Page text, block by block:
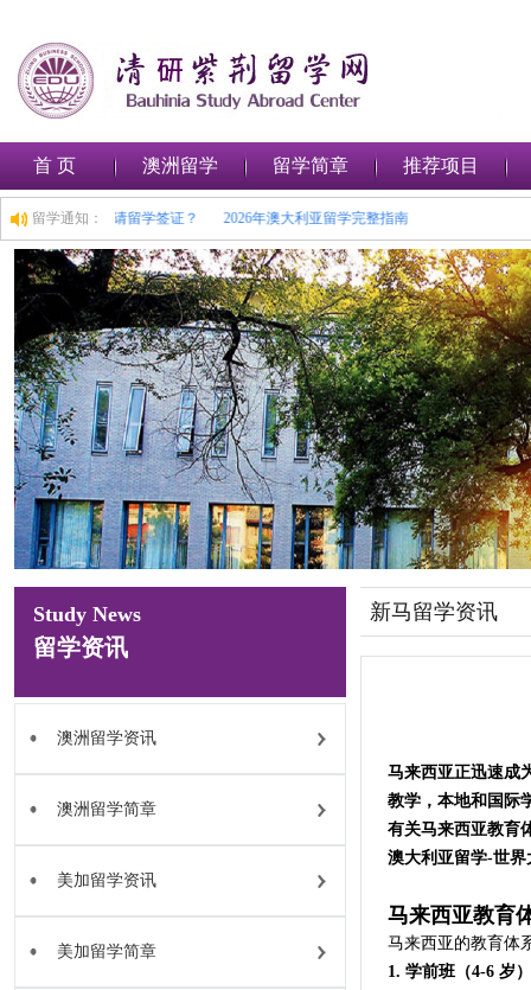
首 页 澳洲留学 留学简章 推荐项目
留学通知：
如何在澳大利亚申请留学签证？ 2026年澳大利亚留学完整指南
Study News
留学资讯
澳洲留学资讯
澳洲留学简章
美加留学资讯
美加留学简章
新马留学资讯
马来西亚正迅速成
教学，本地和国际
有关马来西亚教育
澳大利亚留学-世
马来西亚教育
马来西亚的教育体
1. 学前班（4-6 岁）